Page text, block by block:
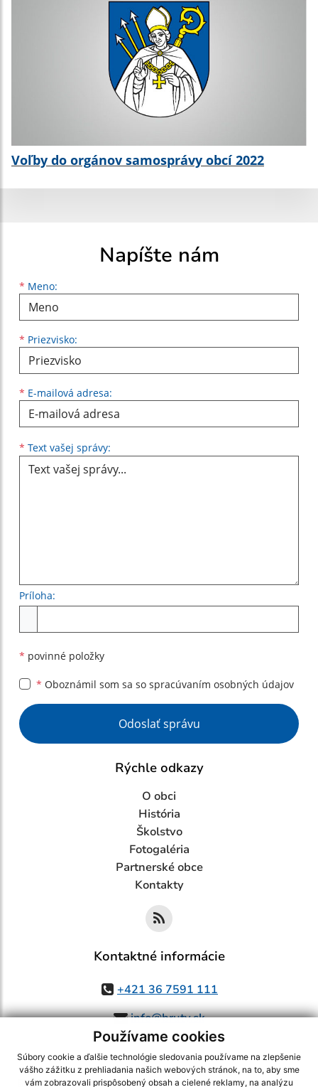
Používame cookies
Súbory cookie a ďalšie technológie sledovania používame na zlepšenie
vášho zážitku z prehliadania našich webových stránok, na to, aby sme
vám zobrazovali prispôsobený obsah a cielené reklamy, na analýzu
Voľby do orgánov samosprávy obcí 2022
Napíšte nám
* Meno:
Meno
* Priezvisko:
Priezvisko
* E-mailová adresa:
E-mailová adresa
* Text vašej správy:
Príloha:
* povinné položky
* Oboznámil som sa so spracúvaním osobných údajov
Google reCaptcha Response
Odoslať správu
Rýchle odkazy
O obci
História
Školstvo
Fotogaléria
Partnerské obce
Kontakty
Kontaktné informácie
+421 36 7591 111
info@bruty.sk
využite možnosť získavania aktuálnych informácií s využitím RSS